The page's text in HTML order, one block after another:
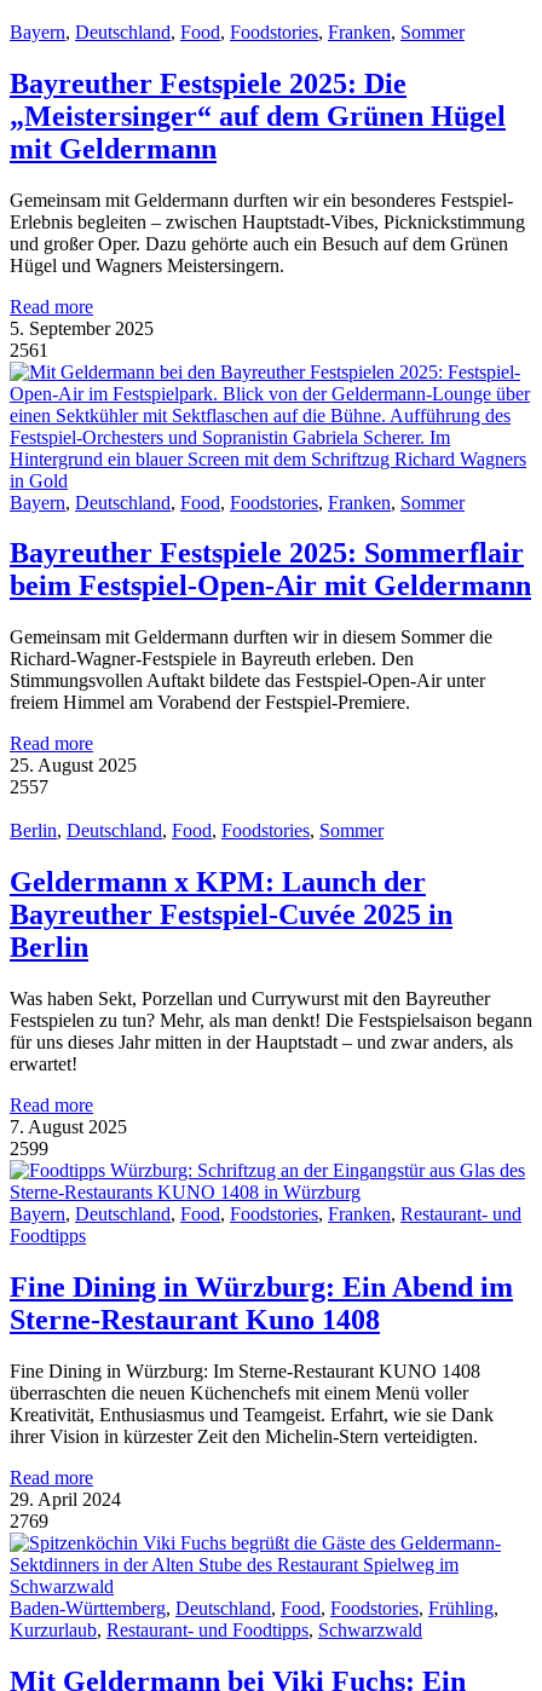
Bayern, Deutschland, Food, Foodstories, Franken, Sommer
Bayreuther Festspiele 2025: Die
„Meistersinger“ auf dem Grünen Hügel
mit Geldermann
Gemeinsam mit Geldermann durften wir ein besonderes Festspiel-
Erlebnis begleiten – zwischen Hauptstadt-Vibes, Picknickstimmung
und großer Oper. Dazu gehörte auch ein Besuch auf dem Grünen
Hügel und Wagners Meistersingern.
Read more
5. September 2025
2561
Bayern, Deutschland, Food, Foodstories, Franken, Sommer
Bayreuther Festspiele 2025: Sommerflair
beim Festspiel-Open-Air mit Geldermann
Gemeinsam mit Geldermann durften wir in diesem Sommer die
Richard-Wagner-Festspiele in Bayreuth erleben. Den
Stimmungsvollen Auftakt bildete das Festspiel-Open-Air unter
freiem Himmel am Vorabend der Festspiel-Premiere.
Read more
25. August 2025
2557
Berlin, Deutschland, Food, Foodstories, Sommer
Geldermann x KPM: Launch der
Bayreuther Festspiel-Cuvée 2025 in
Berlin
Was haben Sekt, Porzellan und Currywurst mit den Bayreuther
Festspielen zu tun? Mehr, als man denkt! Die Festspielsaison begann
für uns dieses Jahr mitten in der Hauptstadt – und zwar anders, als
erwartet!
Read more
7. August 2025
2599
Bayern, Deutschland, Food, Foodstories, Franken, Restaurant- und
Foodtipps
Fine Dining in Würzburg: Ein Abend im
Sterne-Restaurant Kuno 1408
Fine Dining in Würzburg: Im Sterne-Restaurant KUNO 1408
überraschten die neuen Küchenchefs mit einem Menü voller
Kreativität, Enthusiasmus und Teamgeist. Erfahrt, wie sie Dank
ihrer Vision in kürzester Zeit den Michelin-Stern verteidigten.
Read more
29. April 2024
2769
Baden-Württemberg, Deutschland, Food, Foodstories, Frühling,
Kurzurlaub, Restaurant- und Foodtipps, Schwarzwald
Mit Geldermann bei Viki Fuchs: Ein